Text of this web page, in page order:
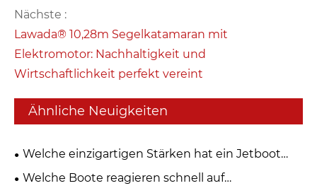
Nächste :
Lawada® 10,28m Segelkatamaran mit
Elektromotor: Nachhaltigkeit und
Wirtschaftlichkeit perfekt vereint
Ähnliche Neuigkeiten
Welche einzigartigen Stärken hat ein Jetboot
gegenüber gewöhnlichen Schnellbooten?
Welche Boote reagieren schnell auf